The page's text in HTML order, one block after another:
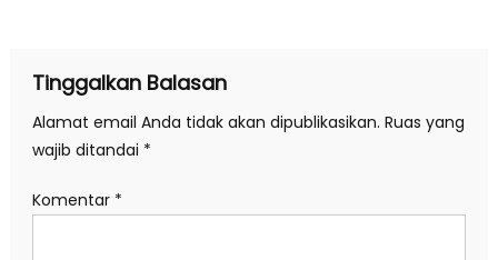
Tinggalkan Balasan
Alamat email Anda tidak akan dipublikasikan. Ruas yang
wajib ditandai *
Komentar *